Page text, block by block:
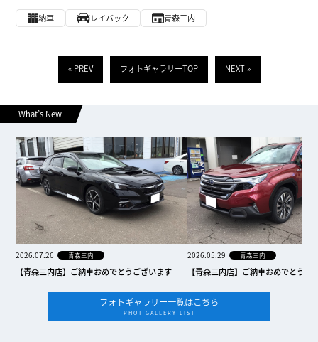
納車 レイバック 青森三内
« PREV フォトギャラリーTOP NEXT »
What’s New
2026.07.26 青森三内
【青森三内店】ご納車おめでとうございます
2026.05.29 青森三内
【青森三内店】ご納車おめでとうご
フォトギャラリー一覧はこちら
PHOT GALLERY LIST